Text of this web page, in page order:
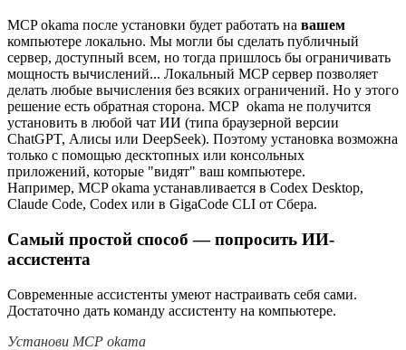
MCP okama после установки будет работать на вашем
компьютере локально. Мы могли бы сделать публичный
сервер, доступный всем, но тогда пришлось бы ограничивать
мощность вычислений... Локальный MCP сервер позволяет
делать любые вычисления без всяких ограничений. Но у этого
решение есть обратная сторона. MCP okama не получится
установить в любой чат ИИ (типа браузерной версии
ChatGPT, Алисы или DeepSeek). Поэтому установка возможна
только с помощью десктопных или консольных
приложений, которые "видят" ваш компьютере.
Например, MCP okama устанавливается в Codex Desktop,
Claude Code, Codex или в GigaCode CLI от Сбера.
Самый простой способ — попросить ИИ-
ассистента
Современные ассистенты умеют настраивать себя сами.
Достаточно дать команду ассистенту на компьютере.
Установи MCP okama